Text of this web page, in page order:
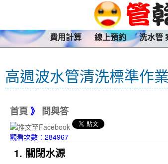
費用計算 線上預約 洗水管
高週波水管清洗標準作
首頁 》 問與答
觀看次數：284967
1. 關閉水源